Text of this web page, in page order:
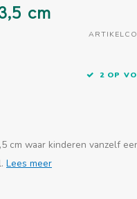
cm
2 OP
cm waar kinderen vanzelf
Lees meer